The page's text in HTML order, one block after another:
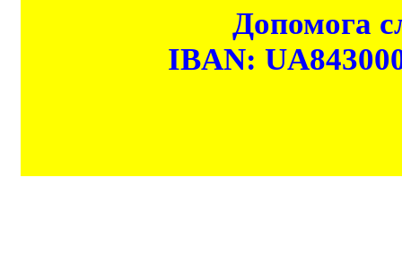
Допомога
IBAN: